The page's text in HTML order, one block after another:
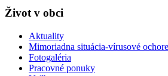
Život v obci
Aktuality
Mimoriadna situácia-vírusové
Fotogaléria
Pracovné ponuky